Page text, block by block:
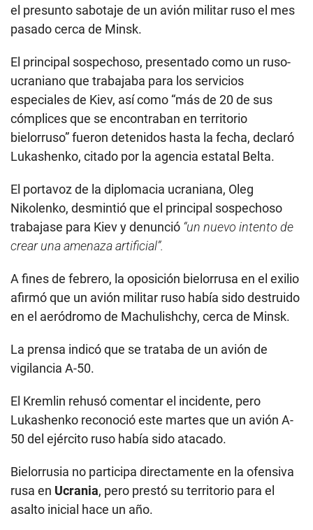
el presunto sabotaje de un avión militar ruso el mes
pasado cerca de Minsk.
El principal sospechoso, presentado como un ruso-
ucraniano que trabajaba para los servicios
especiales de Kiev, así como “más de 20 de sus
cómplices que se encontraban en territorio
bielorruso” fueron detenidos hasta la fecha, declaró
Lukashenko, citado por la agencia estatal Belta.
El portavoz de la diplomacia ucraniana, Oleg
Nikolenko, desmintió que el principal sospechoso
trabajase para Kiev y denunció “un nuevo intento de
crear una amenaza artificial”.
A fines de febrero, la oposición bielorrusa en el exilio
afirmó que un avión militar ruso había sido destruido
en el aeródromo de Machulishchy, cerca de Minsk.
La prensa indicó que se trataba de un avión de
vigilancia A-50.
El Kremlin rehusó comentar el incidente, pero
Lukashenko reconoció este martes que un avión A-
50 del ejército ruso había sido atacado.
Bielorrusia no participa directamente en la ofensiva
rusa en Ucrania, pero prestó su territorio para el
asalto inicial hace un año.